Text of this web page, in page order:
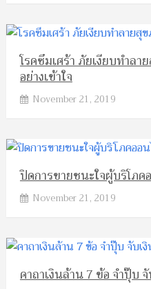
โรคซึมเศร้า ภัยเงียบทำล
อย่างเข้าใจ
November 21, 2019
ปิดการขายชนะใจผู้บริโภ
November 21, 2019
คาถาเงินล้าน 7 ข้อ จำปุ๊บ